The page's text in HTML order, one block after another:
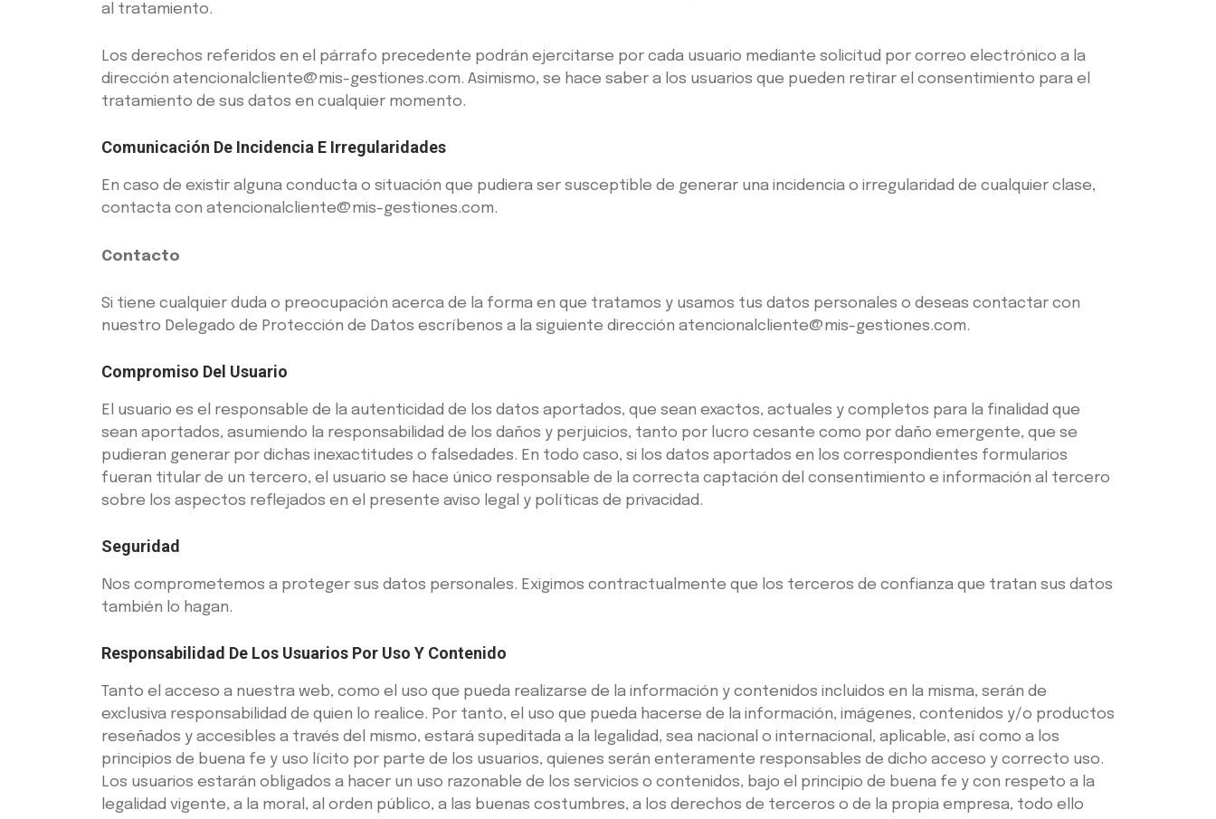
al tratamiento.
Los derechos referidos en el párrafo precedente podrán ejercitarse por cada usuario mediante solicitud por correo electrónico a la
dirección atencionalcliente@mis-gestiones.com. Asimismo, se hace saber a los usuarios que pueden retirar el consentimiento para el
tratamiento de sus datos en cualquier momento.
Comunicación De Incidencia E Irregularidades
En caso de existir alguna conducta o situación que pudiera ser susceptible de generar una incidencia o irregularidad de cualquier clase,
contacta con atencionalcliente@mis-gestiones.com.
Contacto
Si tiene cualquier duda o preocupación acerca de la forma en que tratamos y usamos tus datos personales o deseas contactar con
nuestro Delegado de Protección de Datos escríbenos a la siguiente dirección atencionalcliente@mis-gestiones.com.
Compromiso Del Usuario
El usuario es el responsable de la autenticidad de los datos aportados, que sean exactos, actuales y completos para la finalidad que
sean aportados, asumiendo la responsabilidad de los daños y perjuicios, tanto por lucro cesante como por daño emergente, que se
pudieran generar por dichas inexactitudes o falsedades. En todo caso, si los datos aportados en los correspondientes formularios
fueran titular de un tercero, el usuario se hace único responsable de la correcta captación del consentimiento e información al tercero
sobre los aspectos reflejados en el presente aviso legal y políticas de privacidad.
Seguridad
Nos comprometemos a proteger sus datos personales. Exigimos contractualmente que los terceros de confianza que tratan sus datos
también lo hagan.
Responsabilidad De Los Usuarios Por Uso Y Contenido
Tanto el acceso a nuestra web, como el uso que pueda realizarse de la información y contenidos incluidos en la misma, serán de
exclusiva responsabilidad de quien lo realice. Por tanto, el uso que pueda hacerse de la información, imágenes, contenidos y/o productos
reseñados y accesibles a través del mismo, estará supeditada a la legalidad, sea nacional o internacional, aplicable, así como a los
principios de buena fe y uso lícito por parte de los usuarios, quienes serán enteramente responsables de dicho acceso y correcto uso.
Los usuarios estarán obligados a hacer un uso razonable de los servicios o contenidos, bajo el principio de buena fe y con respeto a la
legalidad vigente, a la moral, al orden público, a las buenas costumbres, a los derechos de terceros o de la propia empresa, todo ello